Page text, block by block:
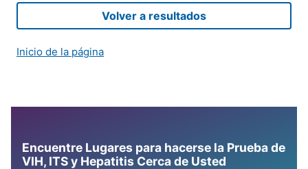
Volver a resultados
Inicio de la página
Encuentre Lugares para hacerse la Prueba de
VIH, ITS y Hepatitis Cerca de Usted